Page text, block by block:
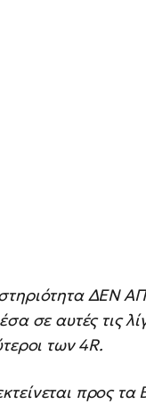
ΔΕΝ
σε αυτές τις
των 4R.
προς